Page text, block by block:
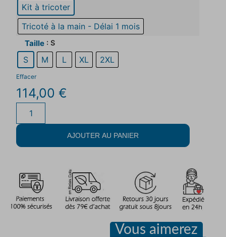
Kit à tricoter
Tricoté à la main - Délai 1 mois
Taille : S
S M L XL 2XL
Effacer
114,00€
AJOUTER AU PANIER
Vous aimerez